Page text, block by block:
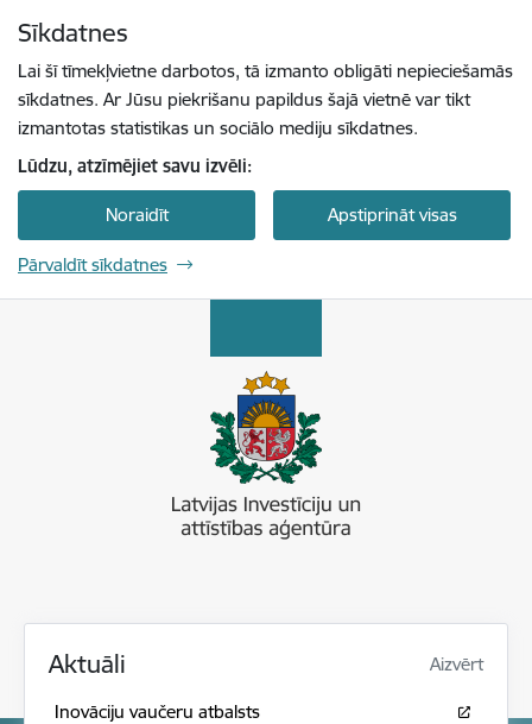
Sīkdatnes
Lai šī tīmekļvietne darbotos, tā izmanto obligāti nepieciešamās
sīkdatnes. Ar Jūsu piekrišanu papildus šajā vietnē var tikt
izmantotas statistikas un sociālo mediju sīkdatnes.
Lūdzu, atzīmējiet savu izvēli:
Noraidīt Apstiprināt visas
Pārvaldīt sīkdatnes
Aktuāli Aizvērt
Inovāciju vaučeru atbalsts